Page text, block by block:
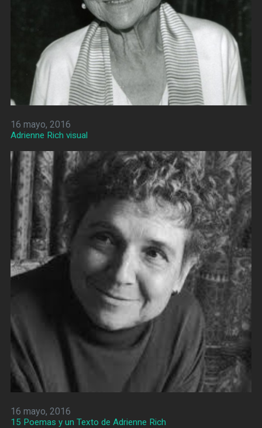
16 mayo, 2016
Adrienne Rich visual
16 mayo, 2016
15 Poemas y un Texto de Adrienne Rich